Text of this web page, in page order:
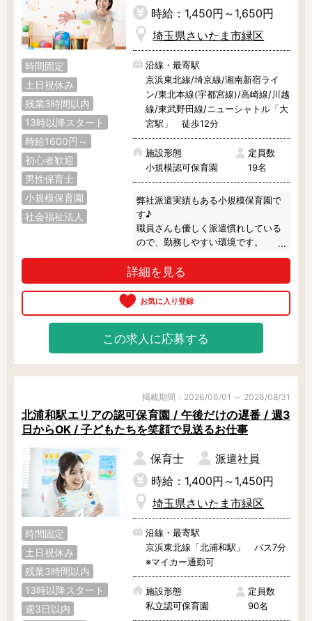
時間固定
土日祝休み
残業3時間以内
13時以降スタート
時給1600円～
初心者歓迎
男性保育士
小規模保育園
社会福祉法人
時給：1,450円～1,650円
埼玉県さいたま市緑区
沿線・最寄駅
京浜東北線/埼京線/湘南新宿ライ
ン/東北本線(宇都宮線)/高崎線/川越
線/東武野田線/ニューシャトル「大
宮駅」 徒歩12分
施設形態
小規模認可保育園
定員数
19名
弊社派遣実績もある小規模保育園で
す♪
職員さんも優しく派遣慣れしている
ので、勤務しやすい環境です。
勤務条件は相談できますので、お気
軽にご相談ください。
詳細を見る
この求人に応募する
掲載期間：2026/06/01 ～ 2026/08/31
北浦和駅エリアの認可保育園 / 午後だけの遅番 / 週3
日からOK / 子どもたちを笑顔で見送るお仕事
時間固定
土日祝休み
残業3時間以内
13時以降スタート
週3日以内
保育士
派遣社員
時給：1,400円～1,450円
埼玉県さいたま市緑区
沿線・最寄駅
京浜東北線「北浦和駅」 バス7分
※マイカー通勤可
施設形態
私立認可保育園
定員数
90名
施設形態
公立保育園
私立認可保育園
認定こども園
幼稚園
小規模認可保育園
認可外保育園
病院内保育所
事業所内保育所
学童保育施設
児童館
子育て支援センター
児童発達支援事業所
放課後等デイサービ
ス
テンダーの運営施設
その他施設
土日祝休み
駅徒歩5分以内
13時までのお仕事
15時までのお仕事
16時以降スタート
実働5時間以内
週3日以内
土日祝のお仕事
夜勤のお仕事
住宅手当・借上社宅
資格不問
初心者歓迎
男性保育士
当社スタッフ活躍中
オープニング求人
マイカー通勤OK
小規模保育園
株式会社
単発保育士として働
く！
月収見込み
フリーワード検索